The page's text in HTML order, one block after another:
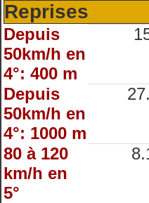
Reprises
Depuis
50km/h en
4°: 400 m
Depuis
50km/h en
4°: 1000 m
80 à 120
km/h en
5°